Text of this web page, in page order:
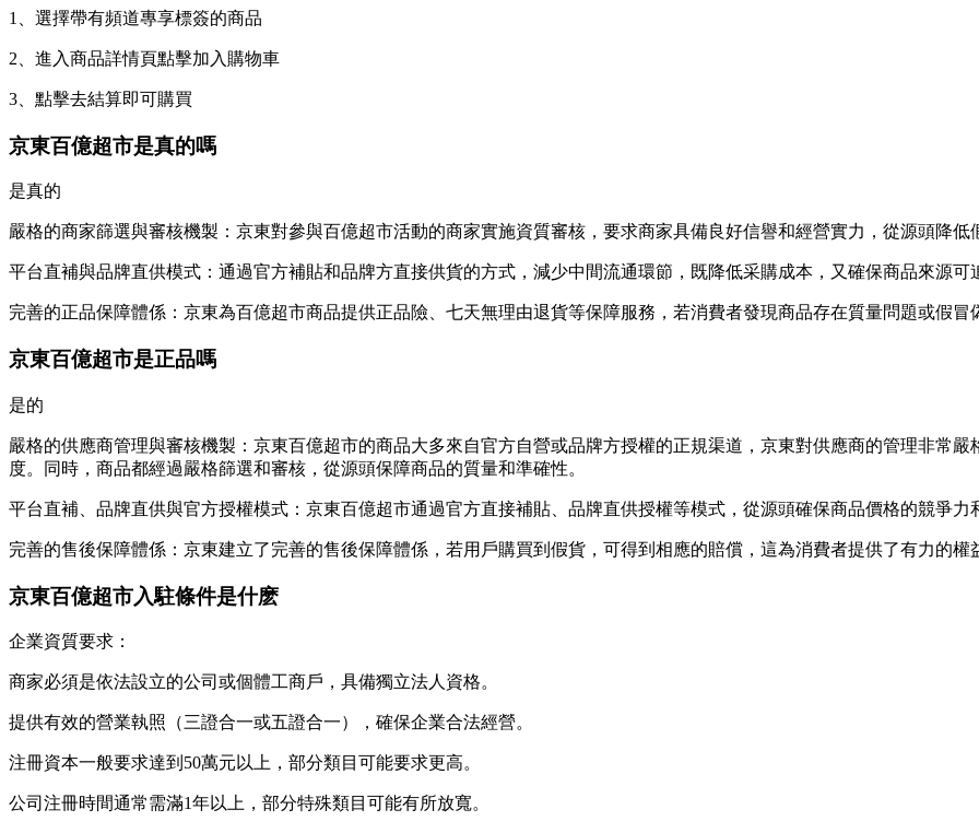
1、選擇帶有頻道專享標簽的商品
2、進入商品詳情頁點擊加入購物車
3、點擊去結算即可購買
京東百億超市是真的嗎
是真的
嚴格的商家篩選與審核機製：京東對參與百億超市活動的商家實施資質審核，要求商家具備良好信譽和經營實力，從源頭降低
平台直補與品牌直供模式：通過官方補貼和品牌方直接供貨的方式，減少中間流通環節，既降低采購成本，又確保商品來源可
完善的正品保障體係：京東為百億超市商品提供正品險、七天無理由退貨等保障服務，若消費者發現商品存在質量問題或假冒
京東百億超市是正品嗎
是的
嚴格的供應商管理與審核機製：京東百億超市的商品大多來自官方自營或品牌方授權的正規渠道，京東對供應商的管理非常
度。同時，商品都經過嚴格篩選和審核，從源頭保障商品的質量和準確性。
平台直補、品牌直供與官方授權模式：京東百億超市通過官方直接補貼、品牌直供授權等模式，從源頭確保商品價格的競爭力
完善的售後保障體係：京東建立了完善的售後保障體係，若用戶購買到假貨，可得到相應的賠償，這為消費者提供了有力的權
京東百億超市入駐條件是什麽
企業資質要求：
商家必須是依法設立的公司或個體工商戶，具備獨立法人資格。
提供有效的營業執照（三證合一或五證合一），確保企業合法經營。
注冊資本一般要求達到50萬元以上，部分類目可能要求更高。
公司注冊時間通常需滿1年以上，部分特殊類目可能有所放寬。